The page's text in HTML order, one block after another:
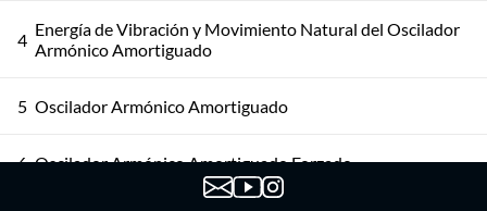
4 Energía de Vibración y Movimiento Natural del Oscilador
Armónico Amortiguado
5 Oscilador Armónico Amortiguado
6 Oscilador Armónico Amortiguado Forzado